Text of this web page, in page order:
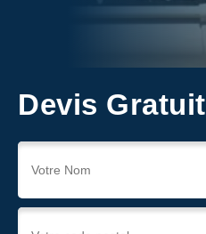
Devis Gratuit